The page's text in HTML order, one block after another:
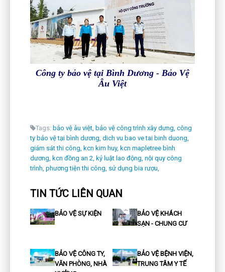
Công ty bảo vệ tại Bình Dương - Bảo Vệ
Âu Việt
Tags: bảo vệ âu việt, bảo vệ công trình xây dưng, công
ty bảo vệ tại bình dương, dich vu bao ve tai binh duong,
giám sát thi công, kcn kim huy, kcn mapletree bình
dương, kcn đồng an 2, kỷ luật lao động, nội quy công
trình, phương tiện thi công, sử dụng bia rượu,
TIN TỨC LIÊN QUAN
BẢO VỆ SỰ KIỆN
BẢO VỆ KHÁCH
SẠN - CHUNG CƯ
BẢO VỆ CÔNG TY,
VĂN PHÒNG, NHÀ
BẢO VỆ BỆNH VIỆN,
TRUNG TÂM Y TẾ